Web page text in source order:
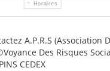
Horaires
A.P.R.S (Association
Des Risques
CEDEX